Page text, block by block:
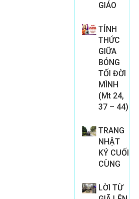
GIÁO
TỈNH
THỨC
GIỮA
BÓNG
TỐI ĐỜI
MÌNH
(Mt 24,
37 – 44)
TRANG
NHẬT
KÝ CUỐI
CÙNG
LỜI TỪ